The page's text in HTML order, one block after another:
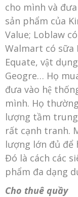
cho mình và
sản phẩm của
Value; Loblaw
Walmart có sữa
Equate, vật
Geogre… Họ
đưa vào hệ
mình. Họ
lượng tầm
rất cạnh tranh.
lượng lớn đủ để
Đó là cách các
phẩm đa dạng
Cho thuê quầy